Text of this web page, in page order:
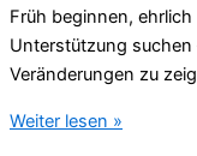
Früh beginnen,
Unterstützung suchen
Veränderungen zu
Weiter lesen »